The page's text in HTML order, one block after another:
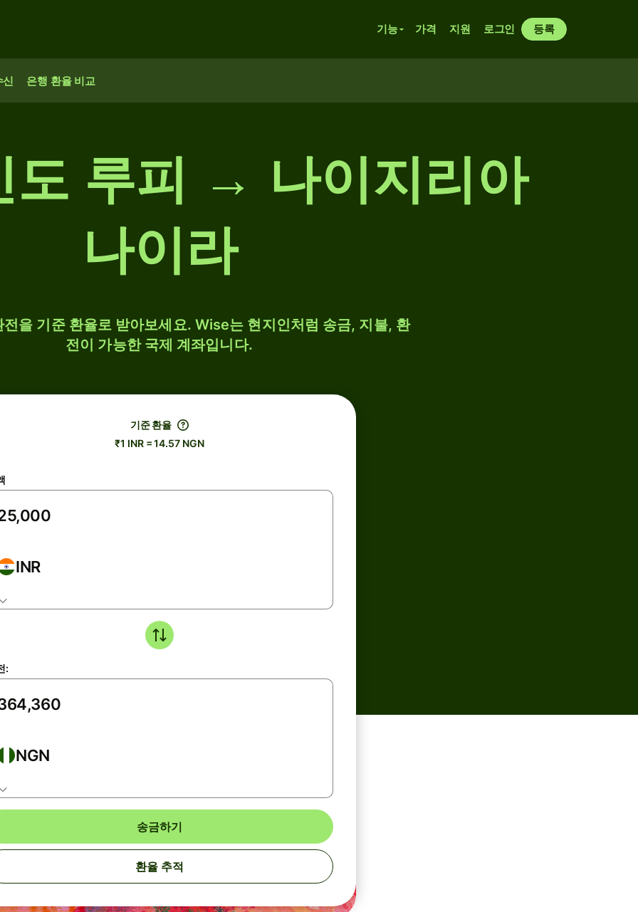
기능 가격 지원 로그인 등록
신 은행 환율 비교
도 루피 → 나이지리아
나이라
을 기준 환율로 받아보세요. Wise는 현지인처럼 송금, 지불, 환
전이 가능한 국제 계좌입니다.
기준 환율
₹1 INR = 14.57 NGN
INR
:
NGN
송금하기
환율 추적